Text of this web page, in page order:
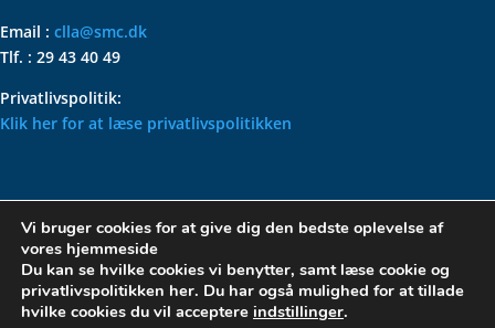
Email : clla@smc.dk
Tlf. : 29 43 40 49
Privatlivspolitik:
Klik her for at læse privatlivspolitikken
VOLKSWAGEN CLASSIC
PARTS – HOLDER DIN
KLASSISKE VOLKSWAGEN I
TOPFORM
Vi bruger cookies for at give dig den bedste oplevelse af
vores hjemmeside
Du kan se hvilke cookies vi benytter, samt læse cookie og
privatlivspolitikken her. Du har også mulighed for at tillade
hvilke cookies du vil acceptere indstillinger.